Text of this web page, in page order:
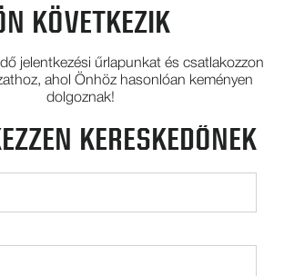
KÖVETKEZIK
jelentkezési űrlapunkat és csatlakozzon
ahol Önhöz hasonlóan keményen
dolgoznak!
KERESKEDŐNEK